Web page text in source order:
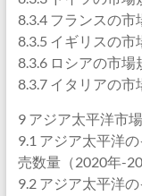
8.3.4 フランスの市
8.3.5 イギリスの市
8.3.6 ロシアの市場
8.3.7 イタリアの市
9 アジア太平洋市場
9.1 アジア太平洋
売数量（2020年-
9.2 アジア太平洋